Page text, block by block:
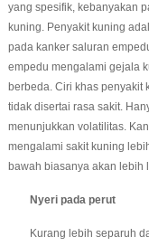
yang spesifik, kebanyakan
kuning. Penyakit kuning
pada kanker saluran
empedu mengalami gejala
berbeda. Ciri khas penyakit
tidak disertai rasa sakit.
menunjukkan volatilitas.
mengalami sakit kuning
bawah biasanya akan lebih
Nyeri pada perut
Kurang lebih separuh